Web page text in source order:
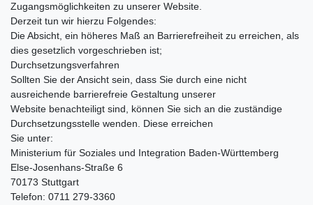
Zugangsmöglichkeiten zu unserer Website.
Derzeit tun wir hierzu Folgendes:
Die Absicht, ein höheres Maß an Barrierefreiheit zu erreichen, als
dies gesetzlich vorgeschrieben ist;
Durchsetzungsverfahren
Sollten Sie der Ansicht sein, dass Sie durch eine nicht
ausreichende barrierefreie Gestaltung unserer
Website benachteiligt sind, können Sie sich an die zuständige
Durchsetzungsstelle wenden. Diese erreichen
Sie unter:
Ministerium für Soziales und Integration Baden-Württemberg
Else-Josenhans-Straße 6
70173 Stuttgart
Telefon: 0711 279-3360